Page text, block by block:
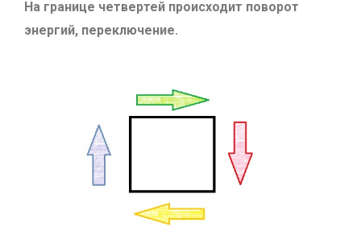
На границе четвертей происходит поворот
энергий, переключение.